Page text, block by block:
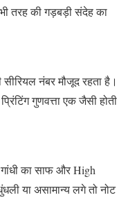
तरह की गड़बड़ी संदेह का
नंबर मौजूद रहता है।
गुणवत्ता एक जैसी होती
का साफ और High
या असामान्य लगे तो नोट